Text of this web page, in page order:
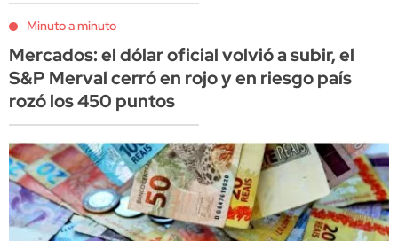
Minuto a minuto
Mercados: el dólar oficial volvió a subir, el
S&P Merval cerró en rojo y en riesgo país
rozó los 450 puntos